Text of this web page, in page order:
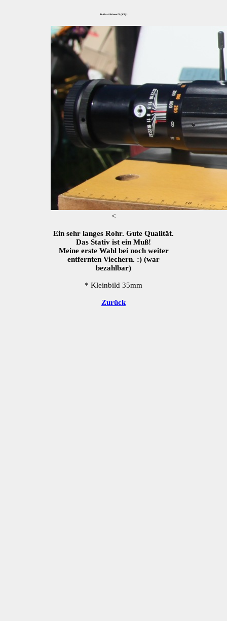
Tokina 800mm f8 (KB)*
<
Ein sehr langes Rohr. Gute Qualität.
Das Stativ ist ein Muß!
Meine erste Wahl bei noch weiter
entfernten Viechern. :) (war
bezahlbar)
* Kleinbild 35mm
Zurück